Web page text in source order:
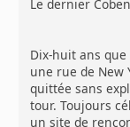
Le dernier
Dix-huit ans
une rue de New
quittée sans
tour. Toujours
un site de